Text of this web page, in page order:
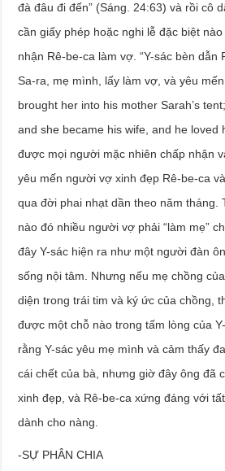
đà đâu đi đến” (Sáng. 24:63) và rồi cô
cần giấy phép hoặc nghi lễ đặc biệt
nhận Rê-be-ca làm vợ. “Y-sác bèn dẫn
Sa-ra, mẹ mình, lấy làm vợ, và yêu
brought her into his mother Sarah’s
and she became his wife, and he
được mọi người mặc nhiên chấp nhận
yêu mến người vợ xinh đẹp Rê-be-ca
qua đời phai nhạt dần theo năm tháng.
nào đó nhiều người vợ phải “làm mẹ”
đây Y-sác hiện ra như một người đàn
sống nội tâm. Nhưng nếu mẹ chồng
diện trong trái tim và ký ức của chồng,
được một chỗ nào trong tấm lòng của
rằng Y-sác yêu mẹ mình và cảm thấy
cái chết của bà, nhưng giờ đây ông đã
xinh đẹp, và Rê-be-ca xứng đáng với
dành cho nàng.
-SỰ PHÂN CHIA